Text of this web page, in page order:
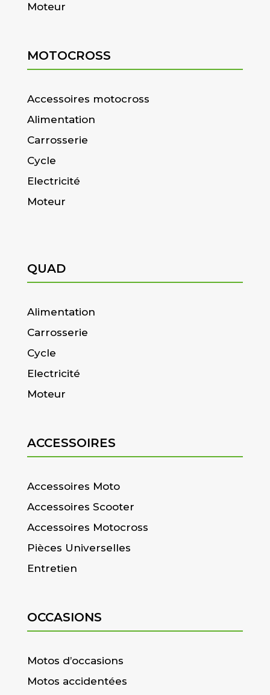
Moteur
MOTOCROSS
Accessoires motocross
Alimentation
Carrosserie
Cycle
Electricité
Moteur
QUAD
Alimentation
Carrosserie
Cycle
Electricité
Moteur
ACCESSOIRES
Accessoires Moto
Accessoires Scooter
Accessoires Motocross
Pièces Universelles
Entretien
OCCASIONS
Motos d’occasions
Motos accidentées